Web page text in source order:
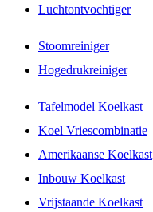
Luchtontvochtiger
Stoomreiniger
Hogedrukreiniger
Tafelmodel Koelkast
Koel Vriescombinatie
Amerikaanse Koelkast
Inbouw Koelkast
Vrijstaande Koelkast